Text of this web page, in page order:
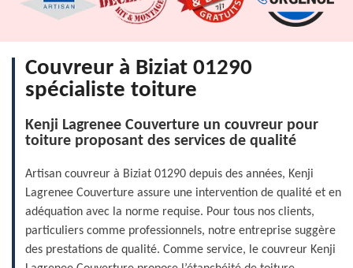
Couvreur à Biziat 01290
spécialiste toiture
Kenji Lagrenee Couverture un couvreur pour
toiture proposant des services de qualité
Artisan couvreur à Biziat 01290 depuis des années, Kenji
Lagrenee Couverture assure une intervention de qualité et en
adéquation avec la norme requise. Pour tous nos clients,
particuliers comme professionnels, notre entreprise suggère
des prestations de qualité. Comme service, le couvreur Kenji